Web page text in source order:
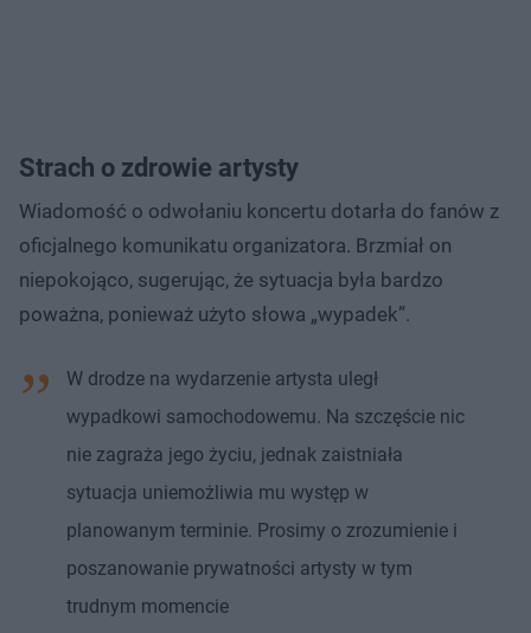
Strach o zdrowie artysty
Wiadomość o odwołaniu koncertu dotarła do fanów z
oficjalnego komunikatu organizatora. Brzmiał on
niepokojąco, sugerując, że sytuacja była bardzo
poważna, ponieważ użyto słowa „wypadek”.
W drodze na wydarzenie artysta uległ
wypadkowi samochodowemu. Na szczęście nic
nie zagraża jego życiu, jednak zaistniała
sytuacja uniemożliwia mu występ w
planowanym terminie. Prosimy o zrozumienie i
poszanowanie prywatności artysty w tym
trudnym momencie